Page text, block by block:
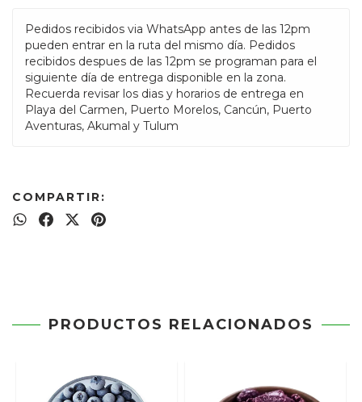
Pedidos recibidos via WhatsApp antes de las 12pm
pueden entrar en la ruta del mismo día. Pedidos
recibidos despues de las 12pm se programan para el
siguiente día de entrega disponible en la zona.
Recuerda revisar los dias y horarios de entrega en
Playa del Carmen, Puerto Morelos, Cancún, Puerto
Aventuras, Akumal y Tulum
COMPARTIR:
PRODUCTOS RELACIONADOS